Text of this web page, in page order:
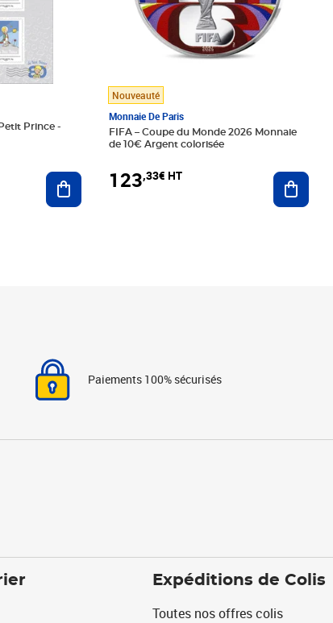
Prince -
Ajouter au panier
Nouveauté
Monnaie De Paris
FIFA – Coupe du Monde 2026 Monnaie
de 10€ Argent colorisée
123,33€ HT
Paiements 100% sécurisés
Expéditions de Colis
Toutes nos offres colis